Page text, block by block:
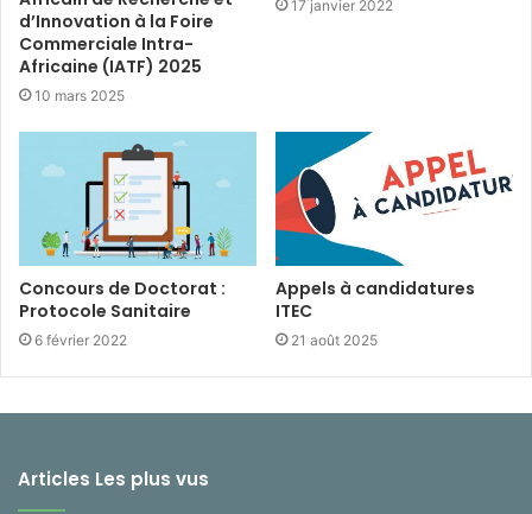
d’Innovation à la Foire
Commerciale Intra-
Africaine (IATF) 2025
10 mars 2025
17 janvier 2022
Concours de Doctorat :
Protocole Sanitaire
6 février 2022
Appels à candidatures
ITEC
21 août 2025
Articles Les plus vus